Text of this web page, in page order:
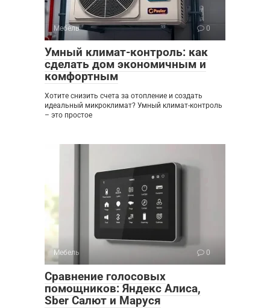
Мебель 0
Умный климат-контроль: как
сделать дом экономичным и
комфортным
Хотите снизить счета за отопление и создать
идеальный микроклимат? Умный климат-контроль
– это простое
Мебель 0
Сравнение голосовых
помощников: Яндекс Алиса,
Sber Салют и Маруся